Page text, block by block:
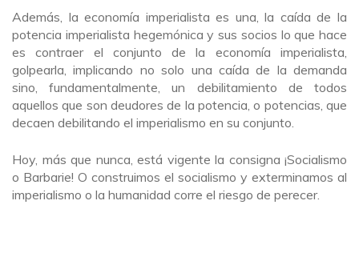
Además, la economía imperialista es una, la caída de la
potencia imperialista hegemónica y sus socios lo que hace
es contraer el conjunto de la economía imperialista,
golpearla, implicando no solo una caída de la demanda
sino, fundamentalmente, un debilitamiento de todos
aquellos que son deudores de la potencia, o potencias, que
decaen debilitando el imperialismo en su conjunto.
Hoy, más que nunca, está vigente la consigna ¡Socialismo
o Barbarie! O construimos el socialismo y exterminamos al
imperialismo o la humanidad corre el riesgo de perecer.